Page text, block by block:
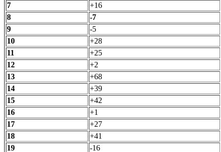
7
+16
8
-7
9
-5
10
+28
11
+25
12
+2
13
+68
14
+39
15
+42
16
+1
17
+27
18
+41
19
-16